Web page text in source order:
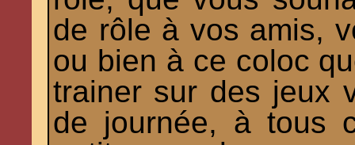
de rôle à vos amis,
ou bien à ce coloc
trainer sur des jeux
de journée, à tous